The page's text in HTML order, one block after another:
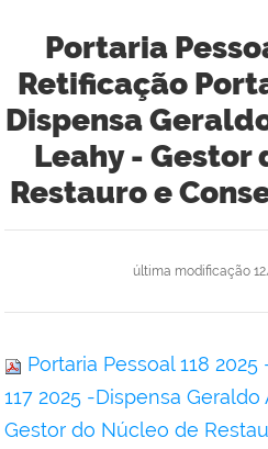
Portaria
Retificação
Dispensa
Leahy - Gestor
Restauro e
última modificação
Portaria Pessoal 118
117 2025 -Dispensa
Gestor do Núcleo de